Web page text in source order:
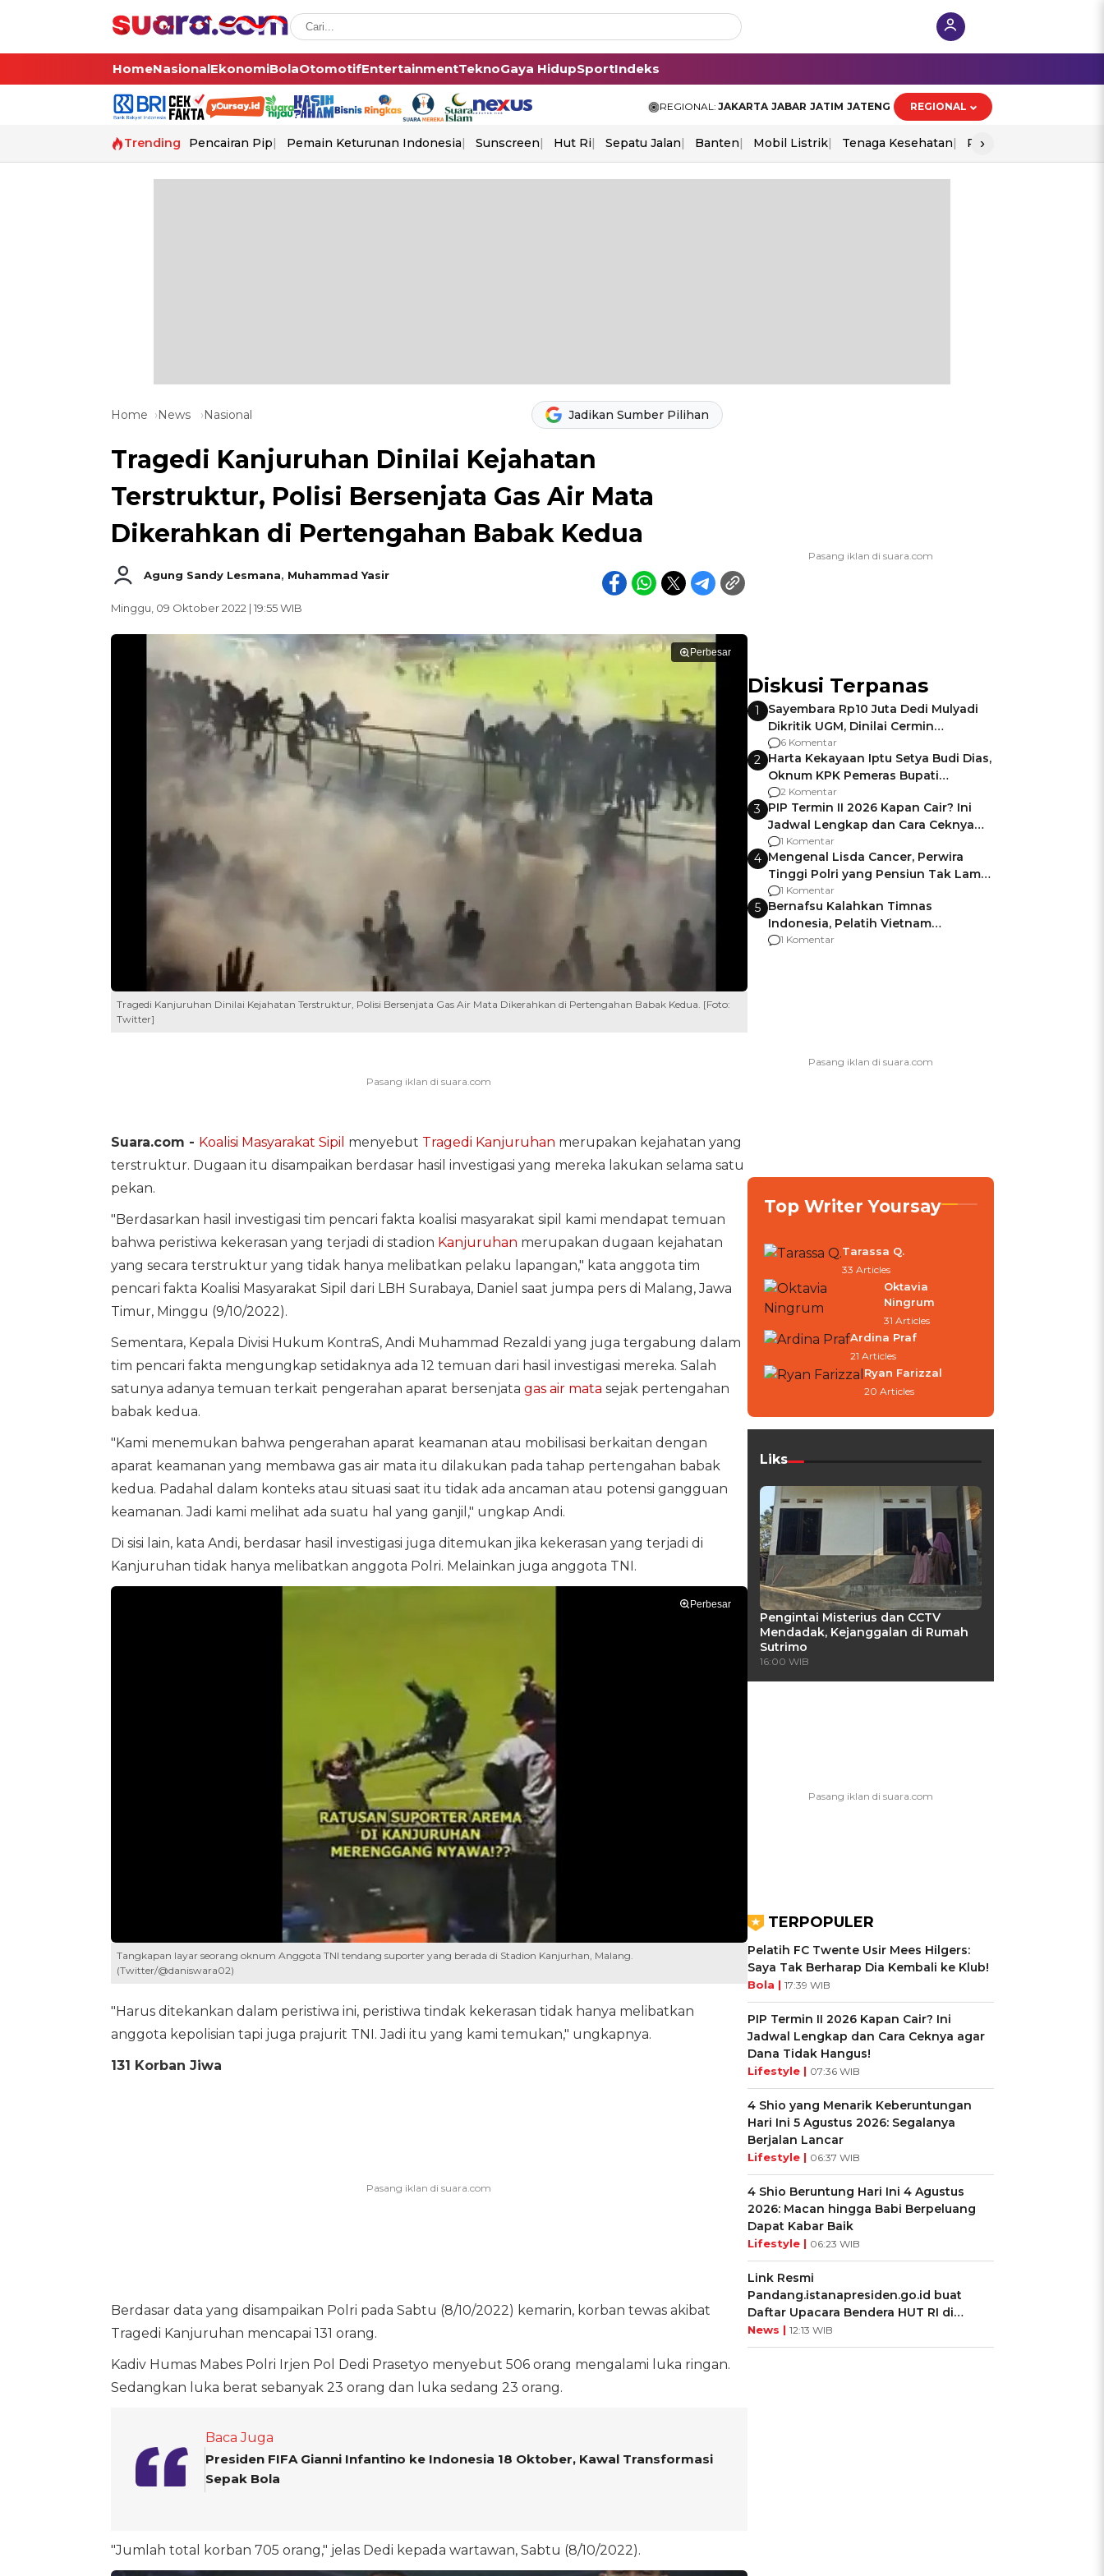
HomeNasionalEkonomiBolaOtomotifEntertainmentTeknoGaya HidupSportIndeks
REGIONAL: JAKARTA JABAR JATIM JATENG REGIONAL
Trending Pencairan Pip Pemain Keturunan Indonesia Sunscreen Hut Ri Sepatu Jalan Banten Mobil Listrik Tenaga Kesehatan Perang As-Iran
›
Home News Nasional Jadikan Sumber Pilihan
Tragedi Kanjuruhan Dinilai Kejahatan
Terstruktur, Polisi Bersenjata Gas Air Mata
Dikerahkan di Pertengahan Babak Kedua
Agung Sandy Lesmana, Muhammad Yasir
Minggu, 09 Oktober 2022 | 19:55 WIB
Perbesar
Tragedi Kanjuruhan Dinilai Kejahatan Terstruktur, Polisi Bersenjata Gas Air Mata Dikerahkan di Pertengahan Babak Kedua. [Foto:
Twitter]
Suara.com - Koalisi Masyarakat Sipil menyebut Tragedi Kanjuruhan merupakan kejahatan yang
terstruktur. Dugaan itu disampaikan berdasar hasil investigasi yang mereka lakukan selama satu
pekan.
"Berdasarkan hasil investigasi tim pencari fakta koalisi masyarakat sipil kami mendapat temuan
bahwa peristiwa kekerasan yang terjadi di stadion Kanjuruhan merupakan dugaan kejahatan
yang secara terstruktur yang tidak hanya melibatkan pelaku lapangan," kata anggota tim
pencari fakta Koalisi Masyarakat Sipil dari LBH Surabaya, Daniel saat jumpa pers di Malang, Jawa
Timur, Minggu (9/10/2022).
Sementara, Kepala Divisi Hukum KontraS, Andi Muhammad Rezaldi yang juga tergabung dalam
tim pencari fakta mengungkap setidaknya ada 12 temuan dari hasil investigasi mereka. Salah
satunya adanya temuan terkait pengerahan aparat bersenjata gas air mata sejak pertengahan
babak kedua.
"Kami menemukan bahwa pengerahan aparat keamanan atau mobilisasi berkaitan dengan
aparat keamanan yang membawa gas air mata itu dilakukan pada tahap pertengahan babak
kedua. Padahal dalam konteks atau situasi saat itu tidak ada ancaman atau potensi gangguan
keamanan. Jadi kami melihat ada suatu hal yang ganjil," ungkap Andi.
Di sisi lain, kata Andi, berdasar hasil investigasi juga ditemukan jika kekerasan yang terjadi di
Kanjuruhan tidak hanya melibatkan anggota Polri. Melainkan juga anggota TNI.
Perbesar
Tangkapan layar seorang oknum Anggota TNI tendang suporter yang berada di Stadion Kanjurhan, Malang.
(Twitter/@daniswara02)
"Harus ditekankan dalam peristiwa ini, peristiwa tindak kekerasan tidak hanya melibatkan
anggota kepolisian tapi juga prajurit TNI. Jadi itu yang kami temukan," ungkapnya.
131 Korban Jiwa
Berdasar data yang disampaikan Polri pada Sabtu (8/10/2022) kemarin, korban tewas akibat
Tragedi Kanjuruhan mencapai 131 orang.
Kadiv Humas Mabes Polri Irjen Pol Dedi Prasetyo menyebut 506 orang mengalami luka ringan.
Sedangkan luka berat sebanyak 23 orang dan luka sedang 23 orang.
Baca Juga
Presiden FIFA Gianni Infantino ke Indonesia 18 Oktober, Kawal Transformasi
Sepak Bola
"Jumlah total korban 705 orang," jelas Dedi kepada wartawan, Sabtu (8/10/2022).
Diskusi Terpanas
1
Sayembara Rp10 Juta Dedi Mulyadi
Dikritik UGM, Dinilai Cermin
Gagalnya Negara Jamin Keamanan
6 Komentar
2 Harta Kekayaan Iptu Setya Budi Dias,
Oknum KPK Pemeras Bupati
Pemalang
2 Komentar
3 PIP Termin II 2026 Kapan Cair? Ini
Jadwal Lengkap dan Cara Ceknya
agar Dana Tidak Hangus!
1 Komentar
4 Mengenal Lisda Cancer, Perwira
Tinggi Polri yang Pensiun Tak Lama
Usai Jadi Brigjen
1 Komentar
5 Bernafsu Kalahkan Timnas
Indonesia, Pelatih Vietnam
Berencana Pakai Jimat di Pakansari
1 Komentar
Top Writer Yoursay
Tarassa Q.
33 Articles
Oktavia
Ningrum
31 Articles
Ardina Praf
21 Articles
Ryan Farizzal
20 Articles
Liks
Pengintai Misterius dan CCTV
Mendadak, Kejanggalan di Rumah
Sutrimo
16:00 WIB
TERPOPULER
Pelatih FC Twente Usir Mees Hilgers:
Saya Tak Berharap Dia Kembali ke Klub!
Bola | 17:39 WIB
PIP Termin II 2026 Kapan Cair? Ini
Jadwal Lengkap dan Cara Ceknya agar
Dana Tidak Hangus!
Lifestyle | 07:36 WIB
4 Shio yang Menarik Keberuntungan
Hari Ini 5 Agustus 2026: Segalanya
Berjalan Lancar
Lifestyle | 06:37 WIB
4 Shio Beruntung Hari Ini 4 Agustus
2026: Macan hingga Babi Berpeluang
Dapat Kabar Baik
Lifestyle | 06:23 WIB
Link Resmi
Pandang.istanapresiden.go.id buat
Daftar Upacara Bendera HUT RI di
Istana Negara
News | 12:13 WIB